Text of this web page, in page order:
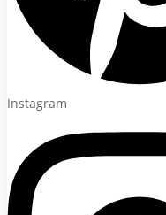
Instagram